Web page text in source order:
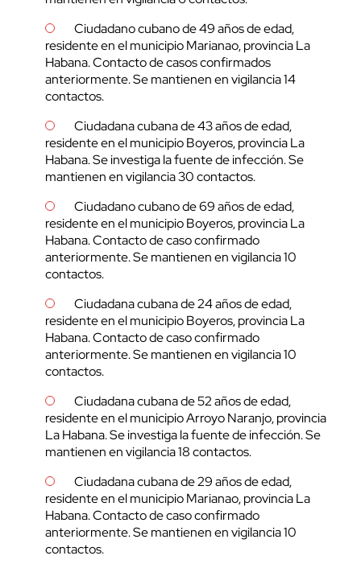
Ciudadano cubano de 49 años de edad,
residente en el municipio Marianao, provincia La
Habana. Contacto de casos confirmados
anteriormente. Se mantienen en vigilancia 14
contactos.
Ciudadana cubana de 43 años de edad,
residente en el municipio Boyeros, provincia La
Habana. Se investiga la fuente de infección. Se
mantienen en vigilancia 30 contactos.
Ciudadano cubano de 69 años de edad,
residente en el municipio Boyeros, provincia La
Habana. Contacto de caso confirmado
anteriormente. Se mantienen en vigilancia 10
contactos.
Ciudadana cubana de 24 años de edad,
residente en el municipio Boyeros, provincia La
Habana. Contacto de caso confirmado
anteriormente. Se mantienen en vigilancia 10
contactos.
Ciudadana cubana de 52 años de edad,
residente en el municipio Arroyo Naranjo, provincia
La Habana. Se investiga la fuente de infección. Se
mantienen en vigilancia 18 contactos.
Ciudadana cubana de 29 años de edad,
residente en el municipio Marianao, provincia La
Habana. Contacto de caso confirmado
anteriormente. Se mantienen en vigilancia 10
contactos.